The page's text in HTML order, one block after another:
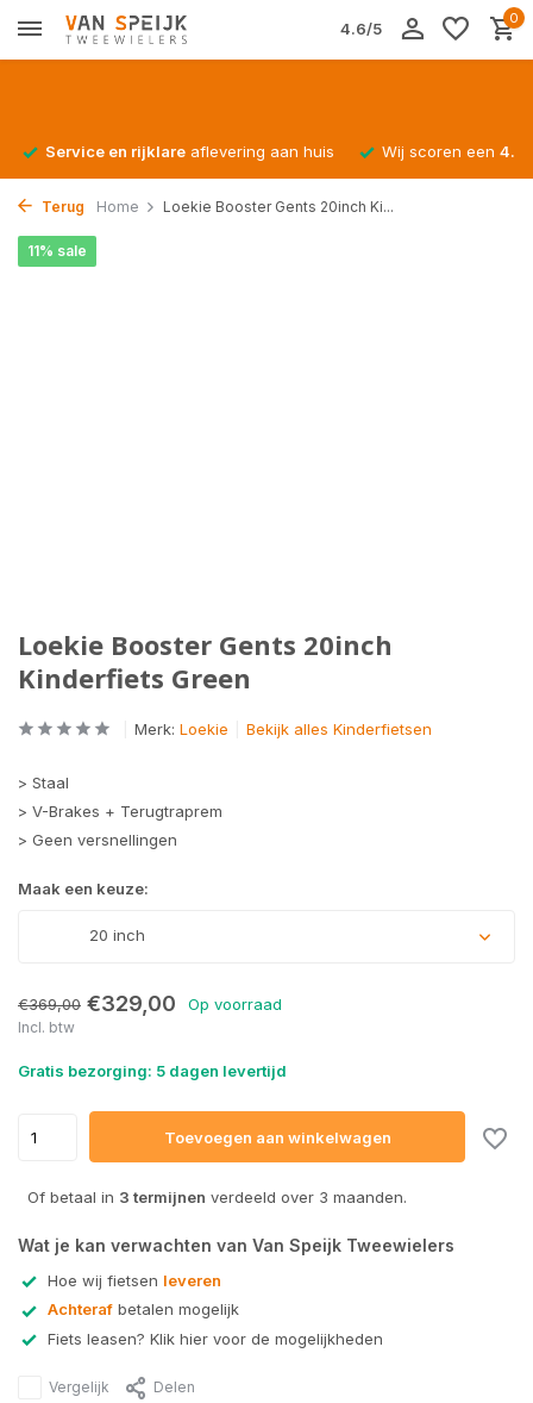
4.6/5
0
Service en rijklare aflevering aan huis Wij scoren een
Terug Home Loekie Booster Gents 20inch Ki...
Loekie Booster Gents 20inch
Kinderfiets Green
11% sale
Merk: Loekie Bekijk alles Kinderfietsen
> Staal
> V-Brakes + Terugtraprem
> Geen versnellingen
Maak een keuze:
20 inch
€369,00 €329,00 Op voorraad
Incl. btw
Gratis bezorging: 5 dagen levertijd
Toevoegen aan winkelwagen
Of betaal in 3 termijnen verdeeld over 3 maanden.
Wat je kan verwachten van Van Speijk Tweewielers
Hoe wij fietsen leveren
Achteraf betalen mogelijk
Fiets leasen? Klik hier voor de mogelijkheden
Vergelijk Delen